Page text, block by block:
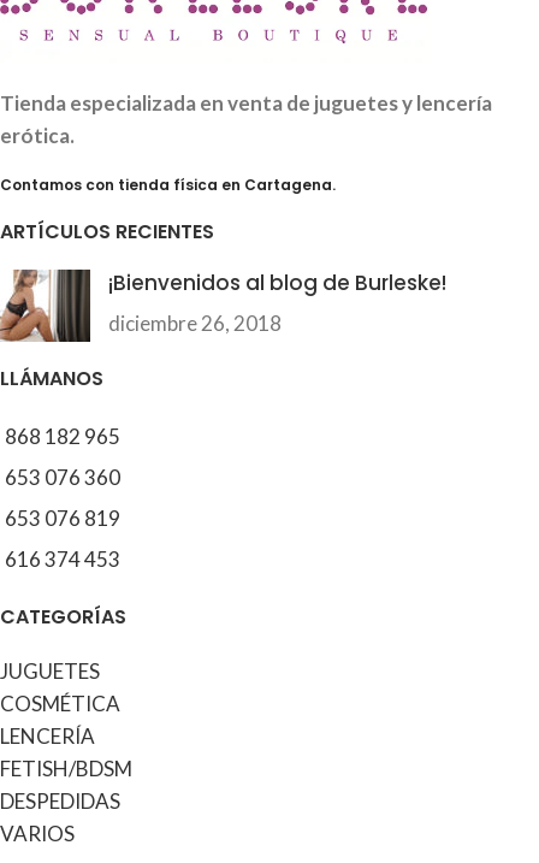
Tienda especializada en venta de juguetes y lencería
erótica.
Contamos con tienda física en Cartagena.
ARTÍCULOS RECIENTES
¡Bienvenidos al blog de Burleske!
diciembre 26, 2018
LLÁMANOS
868 182 965
653 076 360
653 076 819
616 374 453
CATEGORÍAS
JUGUETES
COSMÉTICA
LENCERÍA
FETISH/BDSM
DESPEDIDAS
VARIOS